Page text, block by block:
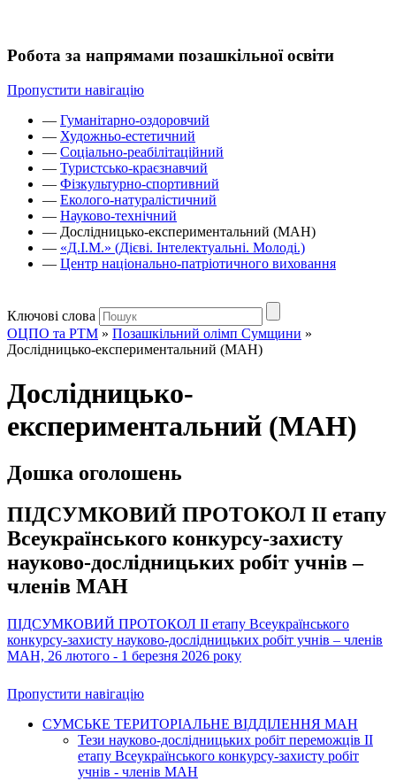
Робота за напрямами позашкільної освіти
Пропустити навігацію
— Гуманітарно-оздоровчий
— Художньо-естетичний
— Соціально-реабілітаційний
— Туристсько-краєзнавчий
— Фізкультурно-спортивний
— Еколого-натуралістичний
— Науково-технічний
— Дослідницько-експериментальний (МАН)
— «Д.І.М.» (Дієві. Інтелектуальні. Молоді.)
— Центр національно-патріотичного виховання
Ключові слова
ОЦПО та РТМ » Позашкільний олімп Сумщини »
Дослідницько-експериментальний (МАН)
Дослідницько-
експериментальний (МАН)
Дошка оголошень
ПІДСУМКОВИЙ ПРОТОКОЛ ІІ етапу
Всеукраїнського конкурсу-захисту
науково-дослідницьких робіт учнів –
членів МАН
ПІДСУМКОВИЙ ПРОТОКОЛ ІІ етапу Всеукраїнського
конкурсу-захисту науково-дослідницьких робіт учнів – членів
МАН, 26 лютого - 1 березня 2026 року
Пропустити навігацію
СУМСЬКЕ ТЕРИТОРІАЛЬНЕ ВІДДІЛЕННЯ МАН
Тези науково-дослідницьких робіт переможців II
етапу Всеукраїнського конкурсу-захисту робіт
учнів - членів МАН